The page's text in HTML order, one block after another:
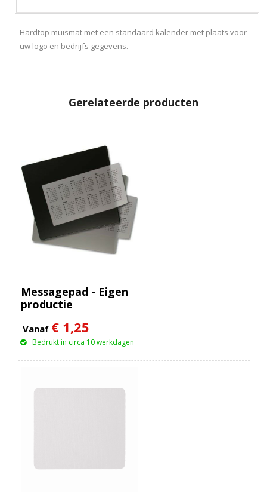
Hardtop muismat met een standaard kalender met plaats voor
uw logo en bedrijfs gegevens.
Gerelateerde producten
Messagepad - Eigen
productie
Vanaf € 1,25
Bedrukt in circa 10 werkdagen